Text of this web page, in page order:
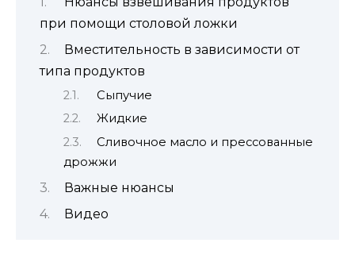
при помощи столовой ложки
Вместительность в зависимости от
типа продуктов
Сыпучие
Жидкие
Сливочное масло и прессованные
дрожжи
Важные нюансы
Видео